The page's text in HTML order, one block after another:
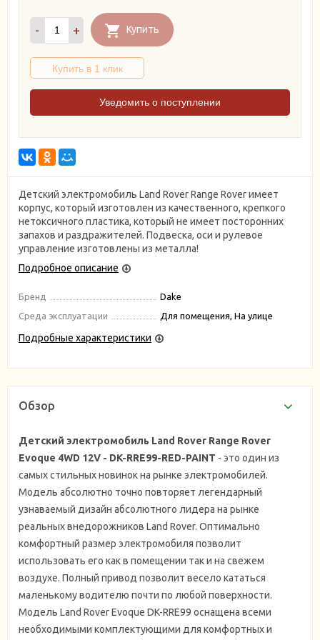
- + Купить
Уведомить о поступлении
Детский электромобиль Land Rover Range Rover имеет
корпус, который изготовлен из качественного, крепкого
нетоксичного пластика, который не имеет посторонних
запахов и раздражителей. Подвеска, оси и рулевое
управление изготовлены из металла!
Подробное описание
Бренд
Dake
Среда эксплуатации
Для помещения, На улице
Подробные характеристики
Обзор
Детский электромобиль Land Rover Range Rover
Evoque 4WD 12V - DK-RRE99-RED-PAINT - это один из
самых стильных новинок на рынке электромобилей.
Модель абсолютно точно повторяет легендарный
узнаваемый дизайн абсолютного лидера на рынке
реальных внедорожников Land Rover. Оптимально
комфортный размер электромобиля позволит
использовать его как в помещении так и на свежем
воздухе. Полный привод позволит весело кататься
маленькому водителю почти по любой поверхности.
Модель Land Rover Evoque DK-RRE99 оснащена всеми
необходимыми комплектующими для комфортных и